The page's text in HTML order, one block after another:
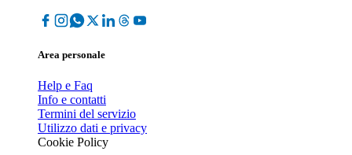
Area personale
Help e Faq
Info e contatti
Termini del servizio
Utilizzo dati e privacy
Cookie Policy